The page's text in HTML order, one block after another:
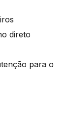
direto
para o